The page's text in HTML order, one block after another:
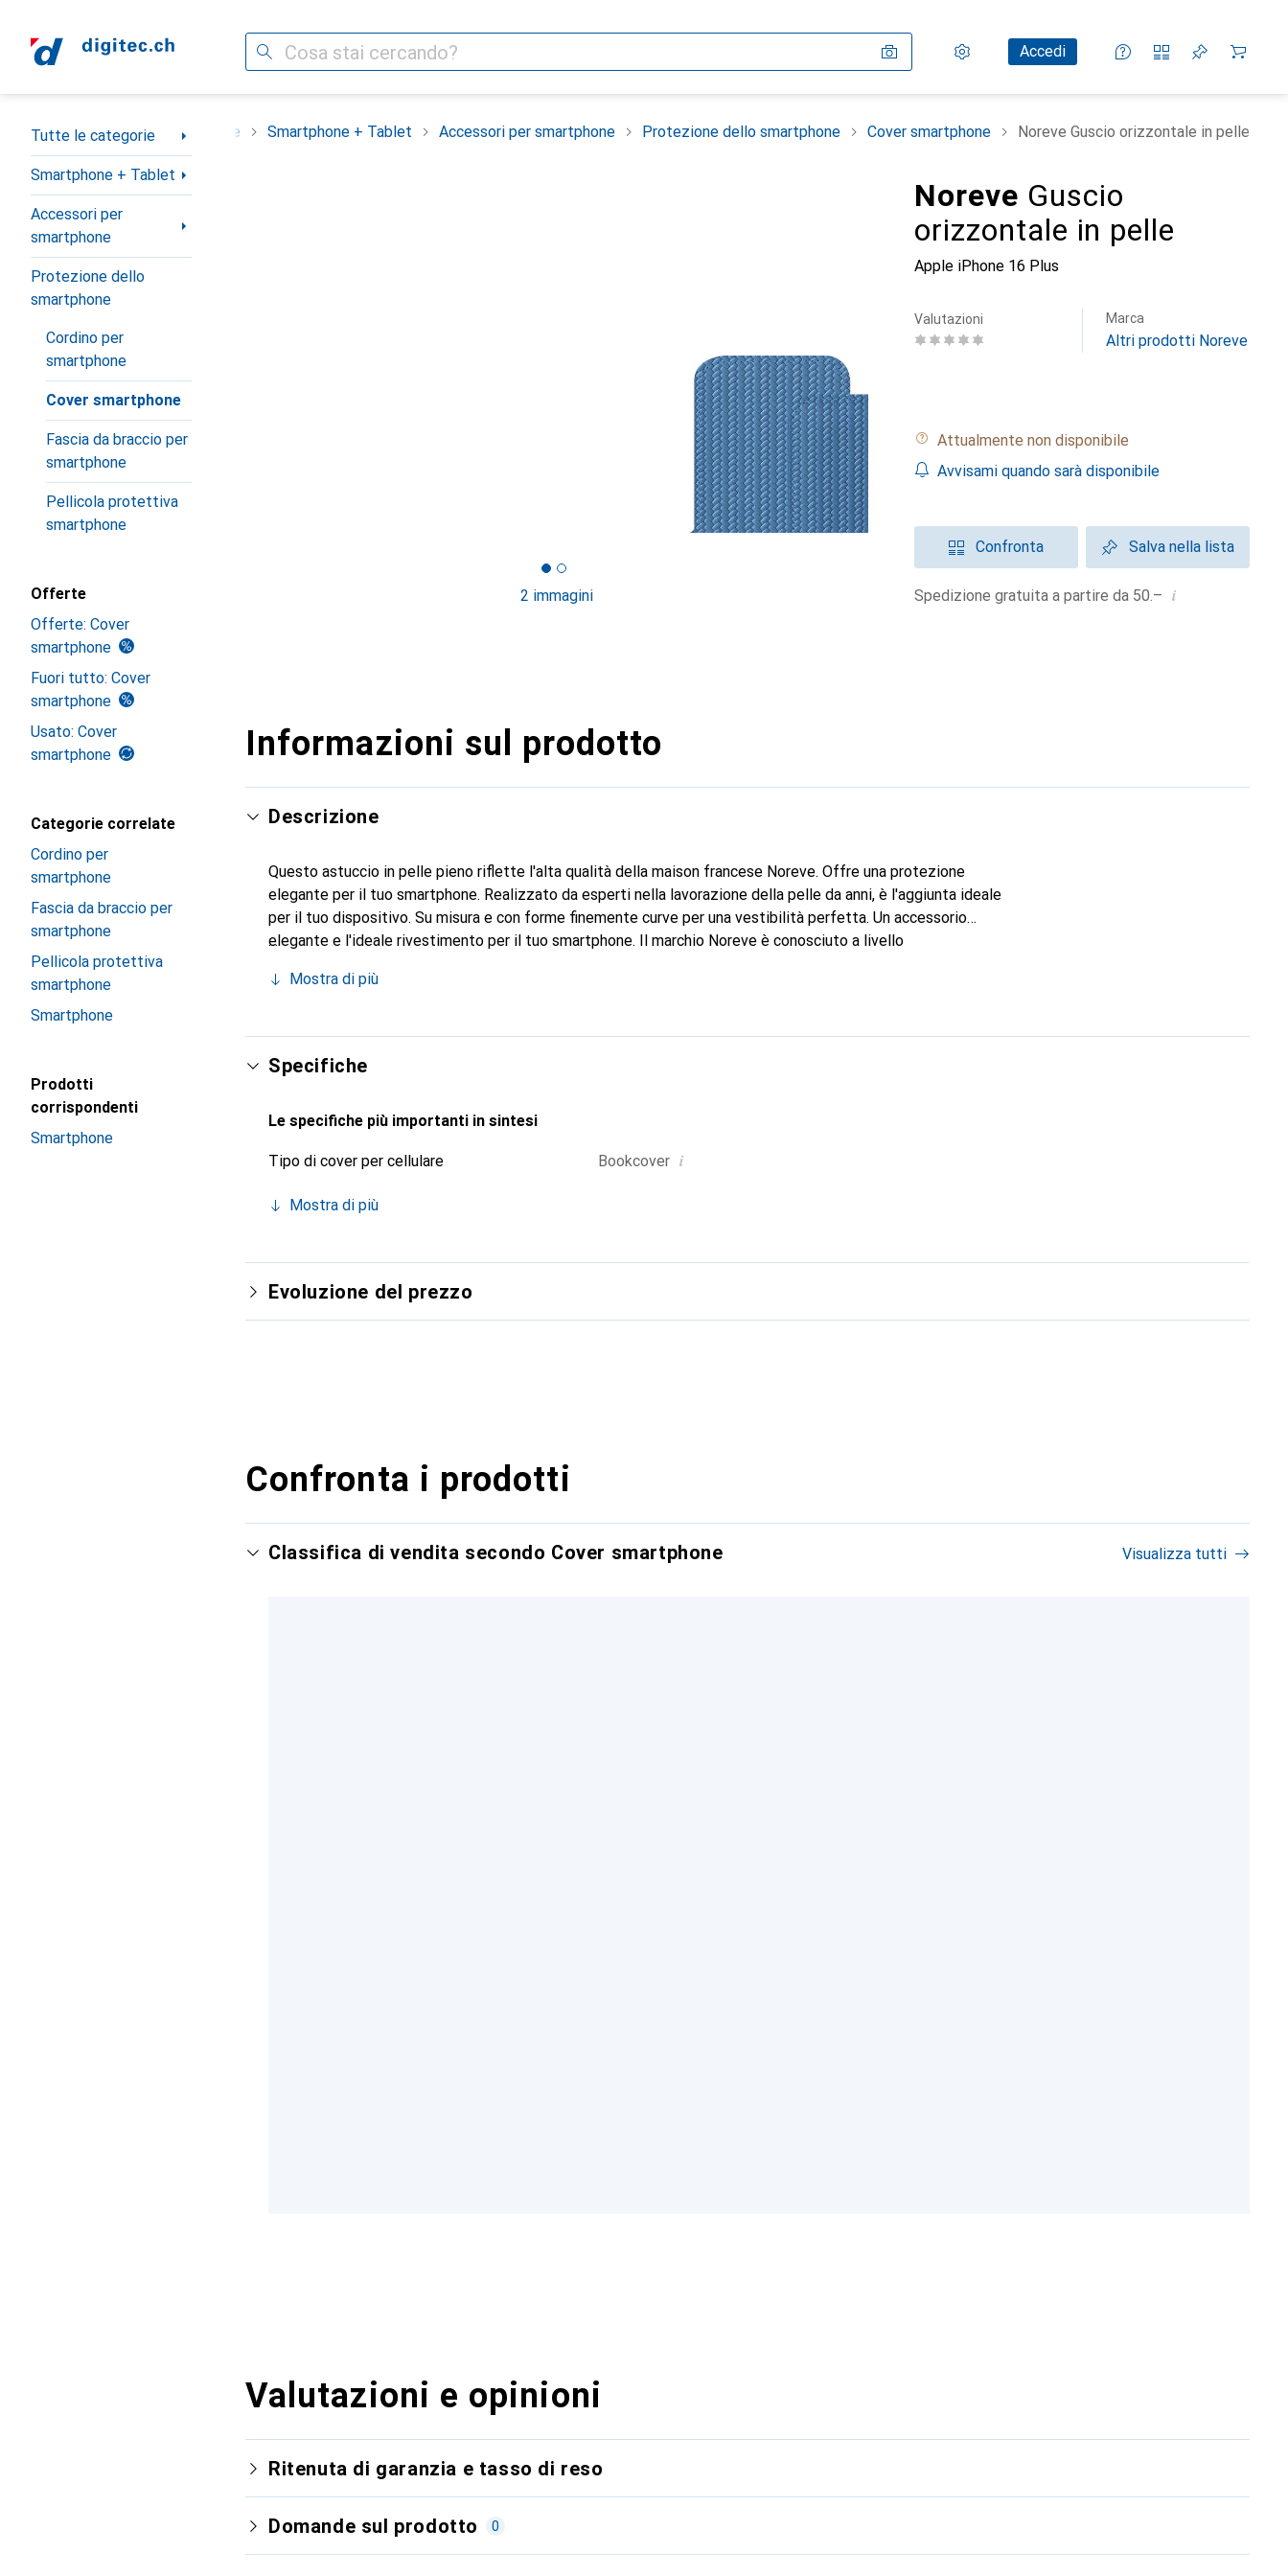
Cerca Impostazioni
Conto clienteAccedi
Liste di confronto
Liste dei desideri
Carrello
Categoria Navigazione
Tutte le categorie
Smartphone + Tablet
Accessori per
smartphone
Protezione dello
smartphone
Cordino per
smartphone
Cover smartphone
Fascia da braccio per
smartphone
Pellicola protettiva
smartphone
Offerte
Offerte: Cover
smartphone
Fuori tutto: Cover
smartphone
Usato: Cover
smartphone
Categorie correlate
Cordino per
smartphone
Fascia da braccio per
smartphone
Pellicola protettiva
smartphone
Smartphone
Prodotti
corrispondenti
Smartphone
Tutte le categorie Smartphone + Tablet Accessori per smartphone Protezione dello smartphone Cover smartphone Noreve Guscio orizzontale in pelle
2 immagini
Noreve Guscio
orizzontale in pelle
Apple iPhone 16 Plus
Valutazioni Marca
Altri prodotti Noreve
Attualmente non disponibile
Avvisami quando sarà disponibile
Confronta Salva nella lista
Spedizione gratuita a partire da 50.– i
Informazioni sul prodotto
Descrizione
Questo astuccio in pelle pieno riflette l'alta qualità della maison francese Noreve. Offre una protezione
elegante per il tuo smartphone. Realizzato da esperti nella lavorazione della pelle da anni, è l'aggiunta ideale
per il tuo dispositivo. Su misura e con forme finemente curve per una vestibilità perfetta. Un accessorio
elegante e l'ideale rivestimento per il tuo smartphone. Il marchio Noreve è conosciuto a livello
Mostra di più
Specifiche
Le specifiche più importanti in sintesi
Tipo di cover per cellulare Bookcover i
Mostra di più
Evoluzione del prezzo
Confronta i prodotti
Classifica di vendita secondo Cover smartphone Visualizza tutti
Valutazioni e opinioni
Ritenuta di garanzia e tasso di reso
Domande sul prodotto 0